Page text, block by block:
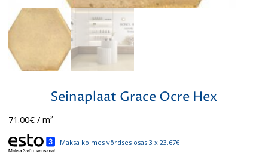
Seinaplaat Grace Ocre Hex
71.00€/ m²
Maksa kolmes võrdses osas 3 x 23.67€